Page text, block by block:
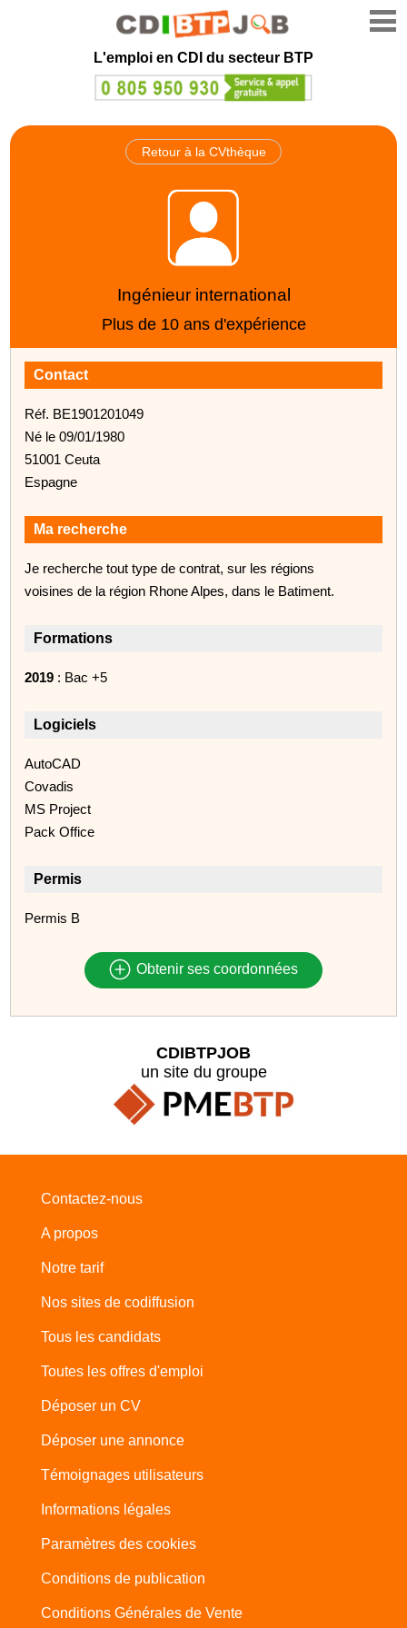
L'emploi en CDI du secteur BTP
Retour à la CVthèque
Ingénieur international
Plus de 10 ans d'expérience
Contact
Réf. BE1901201049
Né le 09/01/1980
51001 Ceuta
Espagne
Ma recherche
Je recherche tout type de contrat, sur les régions
voisines de la région Rhone Alpes, dans le Batiment.
Formations
2019 : Bac +5
Logiciels
AutoCAD
Covadis
MS Project
Pack Office
Permis
Permis B
Obtenir ses coordonnées
CDIBTPJOB
un site du groupe
Contactez-nous
A propos
Notre tarif
Nos sites de codiffusion
Tous les candidats
Toutes les offres d'emploi
Déposer un CV
Déposer une annonce
Témoignages utilisateurs
Informations légales
Paramètres des cookies
Conditions de publication
Conditions Générales de Vente